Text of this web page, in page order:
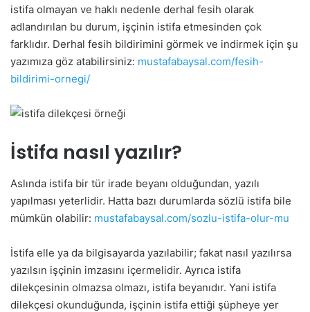
istifa olmayan ve haklı nedenle derhal fesih olarak
adlandırılan bu durum, işçinin istifa etmesinden çok
farklıdır. Derhal fesih bildirimini görmek ve indirmek için şu
yazımıza göz atabilirsiniz: mustafabaysal.com/fesih-
bildirimi-ornegi/
İstifa nasıl yazılır?
Aslında istifa bir tür irade beyanı olduğundan, yazılı
yapılması yeterlidir. Hatta bazı durumlarda sözlü istifa bile
mümkün olabilir: mustafabaysal.com/sozlu-istifa-olur-mu
İstifa elle ya da bilgisayarda yazılabilir; fakat nasıl yazılırsa
yazılsın işçinin imzasını içermelidir. Ayrıca istifa
dilekçesinin olmazsa olmazı, istifa beyanıdır. Yani istifa
dilekçesi okunduğunda, işçinin istifa ettiği şüpheye yer